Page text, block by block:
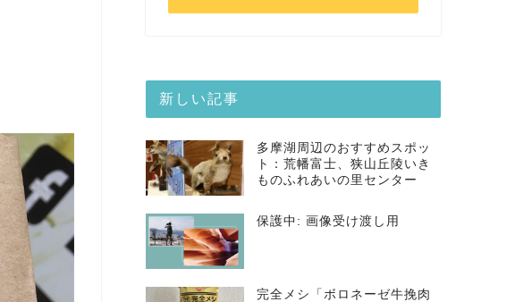
新しい記事
多摩湖周辺のおすすめスポッ
ト：荒幡富士、狭山丘陵いき
ものふれあいの里センター
保護中: 画像受け渡し用
完全メシ「ボロネーゼ牛挽肉